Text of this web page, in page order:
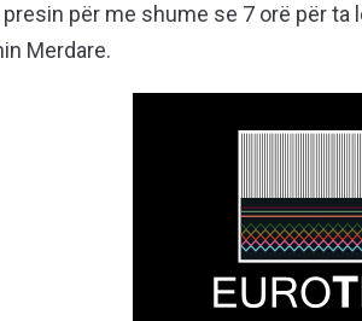
për me shume se 7 orë për ta
Merdare.